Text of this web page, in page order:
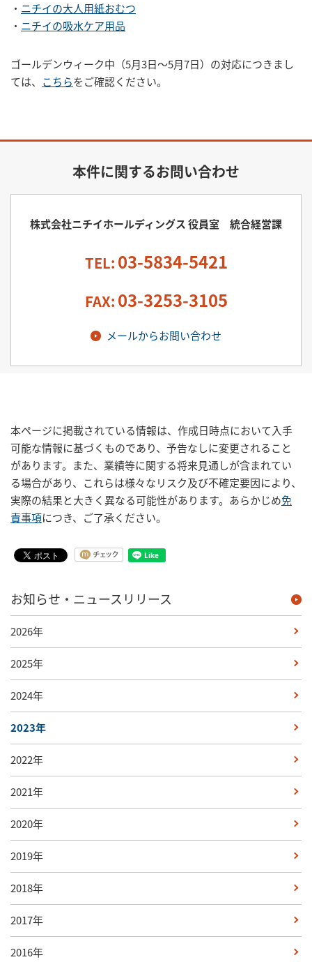
・ ニチイの大人用紙おむつ
・ ニチイの吸水ケア用品
ゴールデンウィーク中（5月3日～5月7日）の対応につきまし
ては、 こちらをご確認ください。
本件に関するお問い合わせ
株式会社ニチイホールディングス 役員室 統合経営課
TEL: 03-5834-5421
FAX: 03-3253-3105
メールからお問い合わせ
本ページに掲載されている情報は、作成日時点において入手
可能な情報に基づくものであり、予告なしに変更されること
があります。また、業績等に関する将来見通しが含まれてい
る場合があり、これらは様々なリスク及び不確定要因により、
実際の結果と大きく異なる可能性があります。あらかじめ免
責事項につき、ご了承ください。
お知らせ・ニュースリリース
2026年
2025年
2024年
2023年
2022年
2021年
2020年
2019年
2018年
2017年
2016年